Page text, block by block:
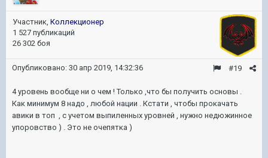
Участник, Коллекционер
1 527 публикаций
26 302 боя
#19
Опубликовано: 30 апр 2019, 14:32:36
4 уровень вообще ни о чем ! Только ,что бы получить основы .
Как минимум 8 надо , любой нации . Кстати , чтобы прокачать
авики в топ , с учетом выпиленных уровней , нужно недюжинное
упоровство ) . Это не очепятка )